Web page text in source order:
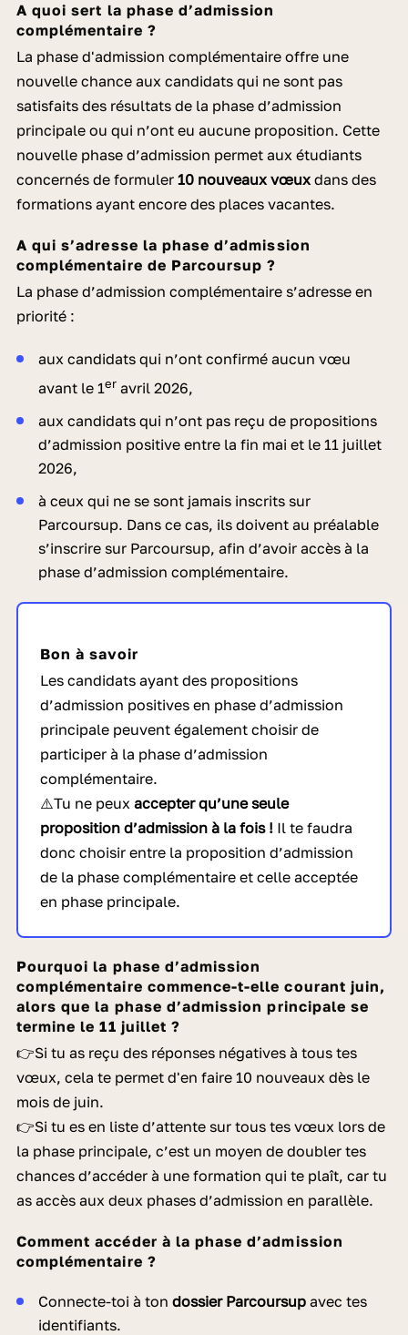
A quoi sert la phase d’admission
complémentaire ?
La phase d'admission complémentaire offre une
nouvelle chance aux candidats qui ne sont pas
satisfaits des résultats de la phase d’admission
principale ou qui n’ont eu aucune proposition. Cette
nouvelle phase d’admission permet aux étudiants
concernés de formuler 10 nouveaux vœuxdans des
formations ayant encore des places vacantes.
A qui s’adresse la phase d’admission
complémentaire de Parcoursup ?
La phase d’admission complémentaire s’adresse en
priorité :
aux candidats qui n’ont confirmé aucun vœu
avant le 1eravril 2026,
aux candidats qui n’ont pas reçu de propositions
d’admission positive entre la fin mai et le 11 juillet
2026,
à ceux qui ne se sont jamais inscrits sur
Parcoursup. Dans ce cas, ils doivent au préalable
s’inscrire sur Parcoursup, afin d’avoir accès à la
phase d’admission complémentaire.
Bon à savoir
Les candidats ayant des propositions
d’admission positives en phase d’admission
principale peuvent également choisir de
participer à la phase d’admission
complémentaire.
⚠️Tu ne peux accepter qu’une seule
proposition d’admission à la fois!Il te faudra
donc choisir entre la proposition d’admission
de la phase complémentaire et celle acceptée
en phase principale.
Pourquoi la phase d’admission
complémentaire commence-t-elle courant juin,
alors que la phase d’admission principale se
termine le 11 juillet ?
👉Si tu as reçu des réponses négatives à tous tes
vœux, cela te permet d'en faire 10 nouveaux dès le
mois de juin.
👉Si tu es en liste d’attente sur tous tes vœux lors de
la phase principale, c’est un moyen de doubler tes
chances d’accéder à une formation qui te plaît, car tu
as accès aux deux phases d’admission en parallèle.
Comment accéder à la phase d’admission
complémentaire ?
Connecte-toi à ton dossier Parcoursupavec tes
identifiants.